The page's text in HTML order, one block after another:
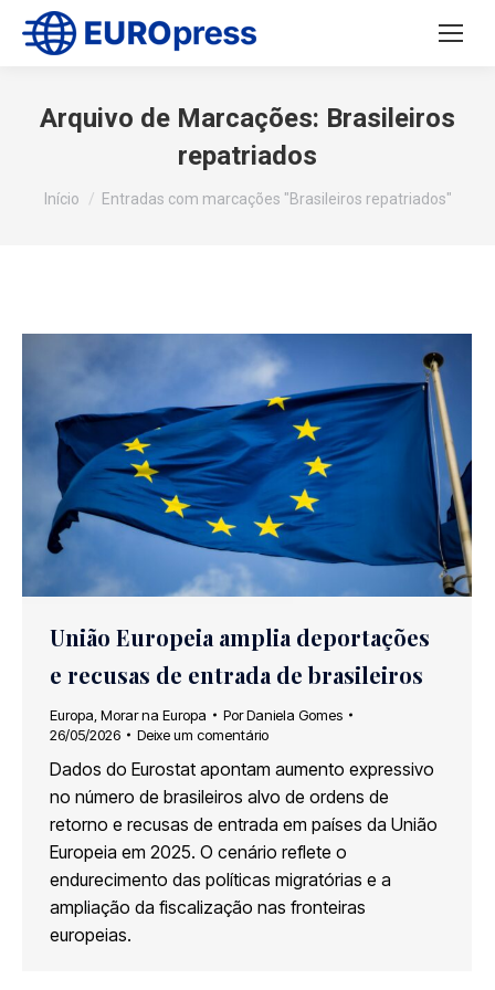
Arquivo de Marcações: Brasileiros
repatriados
Você está aqui:
Início Entradas com marcações "Brasileiros repatriados"
União Europeia amplia deportações
e recusas de entrada de brasileiros
Europa Morar na Europa PorDaniela Gomes
26/05/2026
Deixe um comentário
Dados do Eurostat apontam aumento expressivo
no número de brasileiros alvo de ordens de
retorno e recusas de entrada em países da União
Europeia em 2025. O cenário reflete o
endurecimento das políticas migratórias e a
ampliação da fiscalização nas fronteiras
europeias.